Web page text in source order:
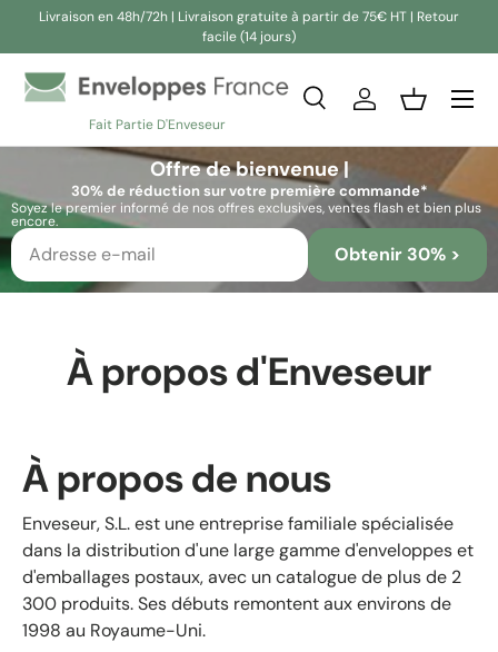
Livraison en 48h/72h | Livraison gratuite à partir de 75€ HT | Retour
facile (14 jours)
Fait Partie D'Enveseur
Recherche
Rechercher
RechercheSe connecter
Panier
Offre de bienvenue |
30% de réduction sur votre première commande*
Soyez le premier informé de nos offres exclusives, ventes flash et bien plus
encore.
Obtenir 30% >
À propos d'Enveseur
À propos de nous
Enveseur, S.L. est une entreprise familiale spécialisée
dans la distribution d'une large gamme d'enveloppes et
d'emballages postaux, avec un catalogue de plus de 2
300 produits. Ses débuts remontent aux environs de
1998 au Royaume-Uni.